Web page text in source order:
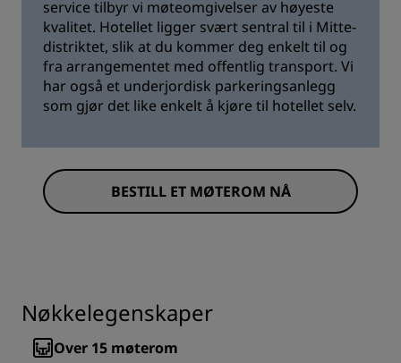
service tilbyr vi møteomgivelser av høyeste
kvalitet. Hotellet ligger svært sentral til i Mitte-
distriktet, slik at du kommer deg enkelt til og
fra arrangementet med offentlig transport. Vi
har også et underjordisk parkeringsanlegg
som gjør det like enkelt å kjøre til hotellet selv.
BESTILL ET MØTEROM NÅ
Nøkkelegenskaper
Over 15 møterom